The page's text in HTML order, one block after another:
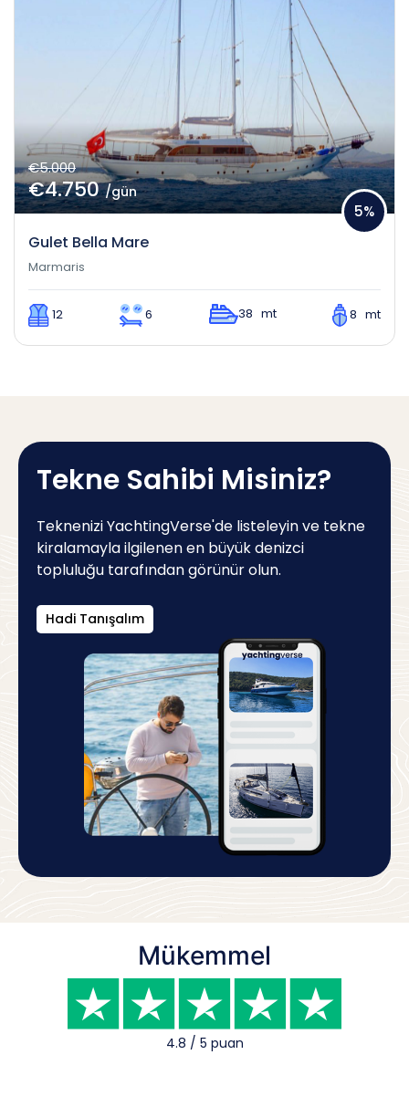
€5.000
€4.750/gün
Gulet Bella Mare
5%
Marmaris
12 6 38 mt 8 mt
Tekne Sahibi Misiniz?
Teknenizi YachtingVerse'de listeleyin ve tekne
kiralamayla ilgilenen en büyük denizci
topluluğu tarafından görünür olun.
Hadi Tanışalım
Mükemmel
4.8 / 5 puan